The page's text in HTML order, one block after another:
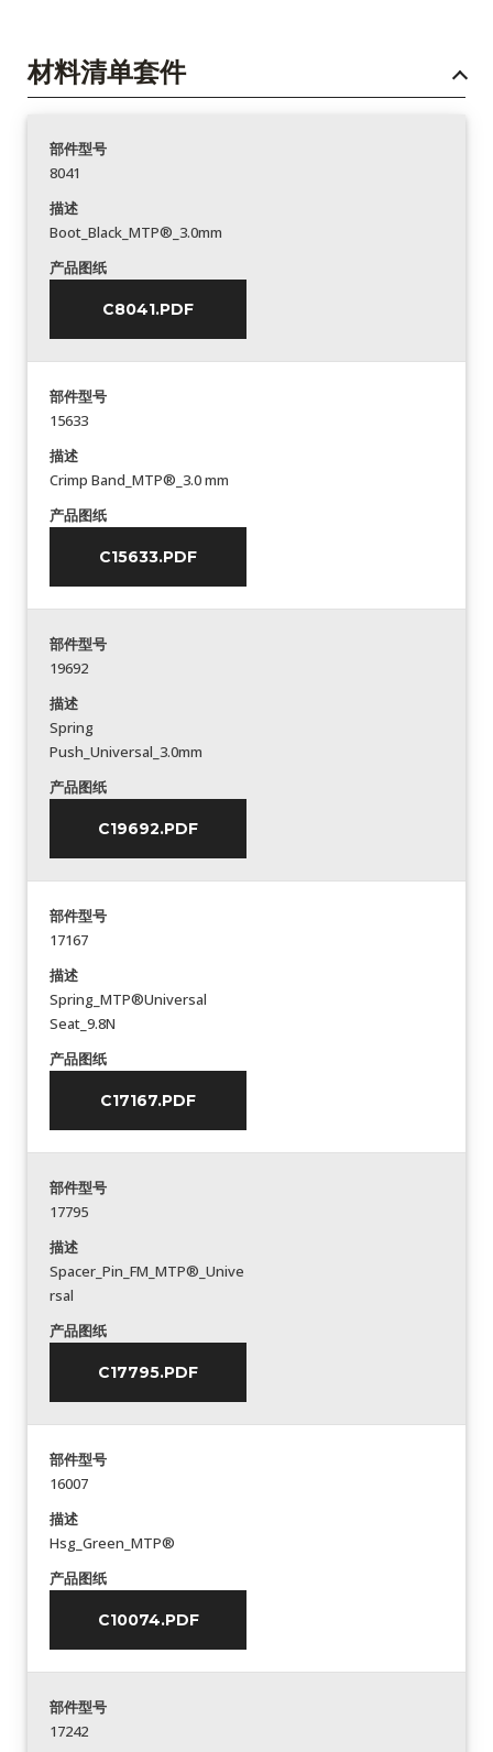
材料清单套件
部件型号
8041
描述
Boot_Black_MTP®_3.0mm
产品图纸
C8041.PDF
部件型号
15633
描述
Crimp Band_MTP®_3.0 mm
产品图纸
C15633.PDF
部件型号
19692
描述
Spring
Push_Universal_3.0mm
产品图纸
C19692.PDF
部件型号
17167
描述
Spring_MTP®Universal
Seat_9.8N
产品图纸
C17167.PDF
部件型号
17795
描述
Spacer_Pin_FM_MTP®_Unive
rsal
产品图纸
C17795.PDF
部件型号
16007
描述
Hsg_Green_MTP®
产品图纸
C10074.PDF
部件型号
17242